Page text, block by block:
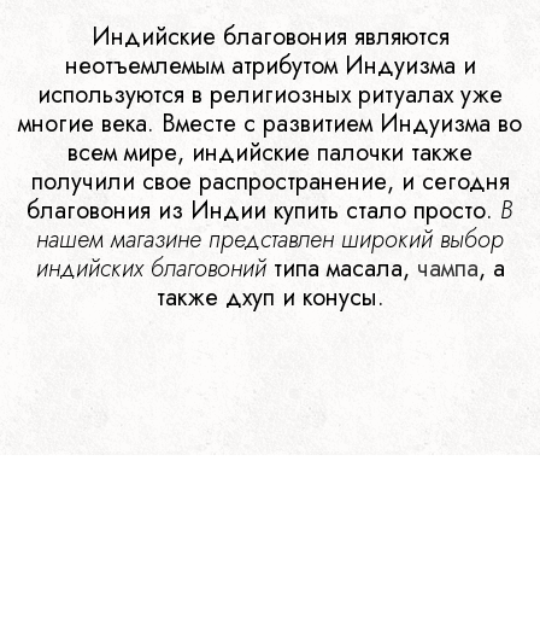
Индийские благовония являются
неотъемлемым атрибутом Индуизма и
используются в религиозных ритуалах уже
многие века. Вместе с развитием Индуизма во
всем мире, индийские палочки также
получили свое распространение, и сегодня
благовония из Индии купить стало просто. В
нашем магазине представлен широкий выбор
индийских благовонийтипа масала, чампа, а
также дхуп и конусы.